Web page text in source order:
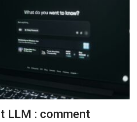
LLM : comment